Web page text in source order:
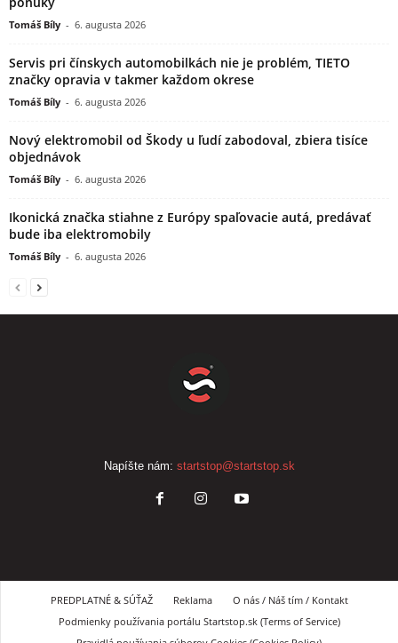
Tomáš Bíly - 6. augusta 2026
Servis pri čínskych automobilkách nie je problém, TIETO
značky opravia v takmer každom okrese
Tomáš Bíly - 6. augusta 2026
Nový elektromobil od Škody u ľudí zabodoval, zbiera tisíce
objednávok
Tomáš Bíly - 6. augusta 2026
Ikonická značka stiahne z Európy spaľovacie autá, predávať
bude iba elektromobily
Tomáš Bíly - 6. augusta 2026
Napíšte nám: startstop@startstop.sk
PREDPLATNÉ & SÚŤAŽ Reklama
O nás / Náš tím / Kontakt
Podmienky používania portálu Startstop.sk (Terms of Service)